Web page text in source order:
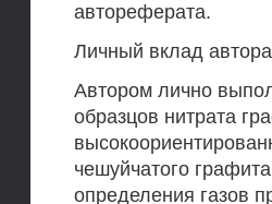
автореферата.
Личный вклад автора
Автором лично
образцов нитрата
чешуйчатого
определения газов